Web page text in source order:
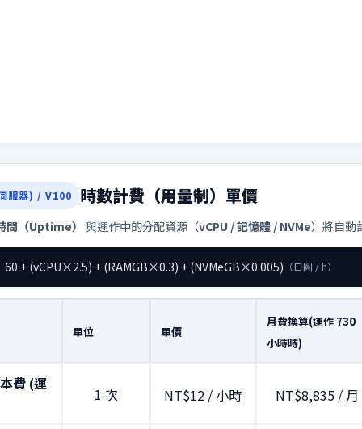
服器) / V100 時數計費（用量制）單價
間（Uptime） 與運作中的分配資源（vCPU / 記憶體 / NVMe）將自動
60 + (vCPU×2.5) + (RAMGB×0.3) + (NVMeGB×0.005) （日圓 / h）
單位 單價
月費換算(運作 730
小時時)
費 (運
1 次 NT$12 / 小時 NT$8,835 / 月